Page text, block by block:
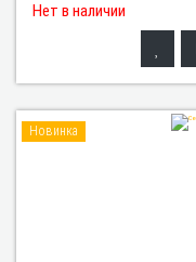
Нет в наличии
Новинка